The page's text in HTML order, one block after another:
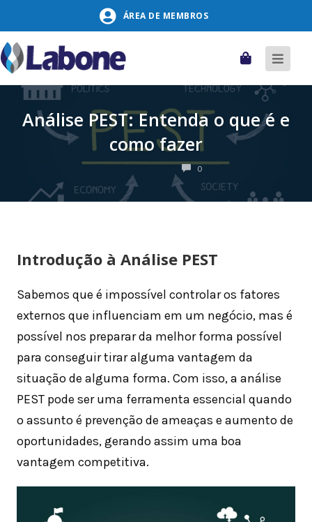
conteúdo
ÁREA DE MEMBROS
Carrinho
Análise PEST: Entenda o que é e
como fazer
0COMENTÁRIOS
Introdução à Análise PEST
Sabemos que é impossível controlar os fatores
externos que influenciam em um negócio, mas é
possível nos preparar da melhor forma possível
para conseguir tirar alguma vantagem da
situação de alguma forma. Com isso, a análise
PEST pode ser uma ferramenta essencial quando
o assunto é prevenção de ameaças e aumento de
oportunidades, gerando assim uma boa
vantagem competitiva.